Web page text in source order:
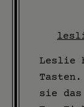
Leslie
sie